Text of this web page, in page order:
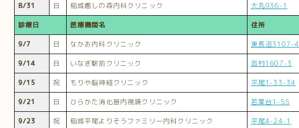
8/31 日 稲城癒しの森内科クリニック 大丸936-1
診療日 医療機関名 住所
9/7 日 なかお内科クリニック 東長沼3107-4
9/14 日 いなぎ駅前クリニック 百村1607-3
9/15 祝 もりや脳神経クリニック 平尾1-33-34
9/21 日 ひらかた消化器内視鏡クリニック 若葉台1-55
9/23 祝 稲城平尾よりそうファミリー内科クリニック 平尾4-24-1